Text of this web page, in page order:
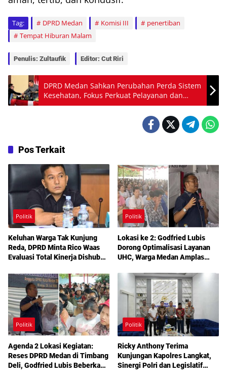
Tag: DPRD Medan Komisi III
penertiban
Tempat Hiburan Malam
Penulis: Zultaufik Editor: Cut Riri
DPRD Medan Sahkan Perubahan Perda Sistem
Kesehatan, Fokus Perkuat Pelayanan dan
Akses Warga
Pos Terkait
Politik
Keluhan Warga Tak Kunjung
Reda, DPRD Minta Rico Waas
Evaluasi Total Kinerja Dishub
Politik
Lokasi ke 2: Godfried Lubis
Dorong Optimalisasi Layanan
UHC, Warga Medan Amplas
Berobat Gratis Bermodal KTP
Politik
Agenda 2 Lokasi Kegiatan:
Reses DPRD Medan di Timbang
Deli, Godfried Lubis Beberkan
Politik
Ricky Anthony Terima
Kunjungan Kapolres Langkat,
Sinergi Polri dan Legislatif